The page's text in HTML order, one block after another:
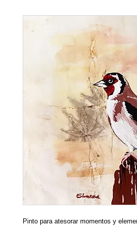
Pinto para atesorar momentos y